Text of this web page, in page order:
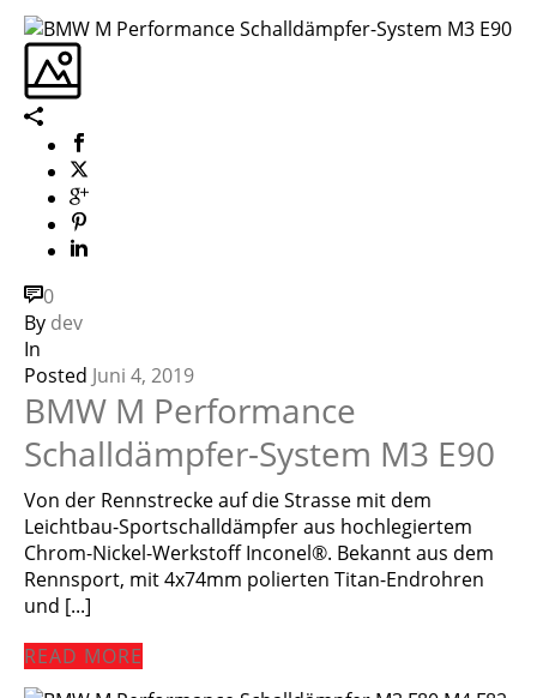
0
By dev
In
Posted Juni 4, 2019
BMW M Performance
Schalldämpfer-System M3 E90
Von der Rennstrecke auf die Strasse mit dem
Leichtbau-Sportschalldämpfer aus hochlegiertem
Chrom-Nickel-Werkstoff Inconel®. Bekannt aus dem
Rennsport, mit 4x74mm polierten Titan-Endrohren
und [...]
READ MORE